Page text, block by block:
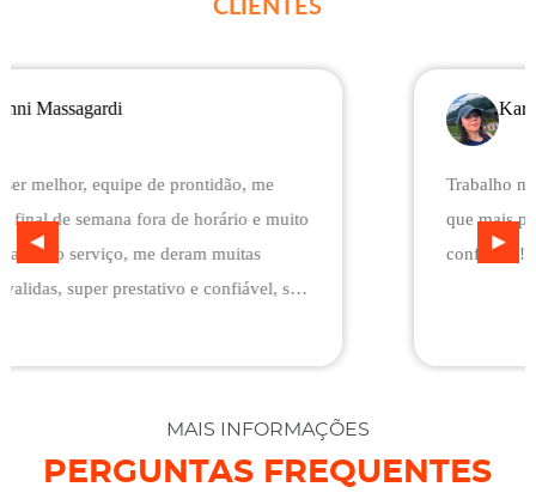
Karolayne Munhoes
Trabalho maravilhoso, me ajudou no momento em
que mais precisa. Excelente profissional e de
confiança!
MAIS INFORMAÇÕES
PERGUNTAS FREQUENTES